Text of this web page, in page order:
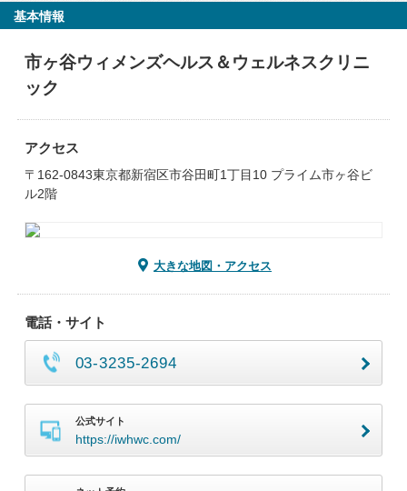
基本情報
市ヶ谷ウィメンズヘルス＆ウェルネスクリニ
ック
アクセス
〒162-0843東京都新宿区市谷田町1丁目10 プライム市ヶ谷ビ
ル2階
大きな地図・アクセス
電話・サイト
03-3235-2694
公式サイト
https://iwhwc.com/